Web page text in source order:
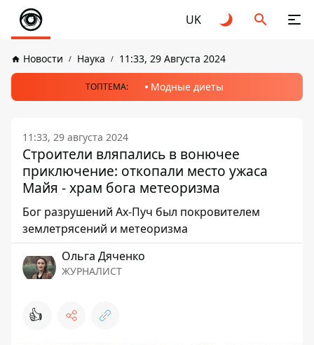
UK
Новости Наука 11:33, 29 Августа 2024
ТОПТЕМА: Модные диеты
11:33, 29 августа 2024
Строители вляпались в вонючее
приключение: откопали место ужаса
Майя - храм бога метеоризма
Бог разрушений Ах-Пуч был покровителем
землетрясений и метеоризма
Ольга Дяченко
ЖУРНАЛИСТ
👍